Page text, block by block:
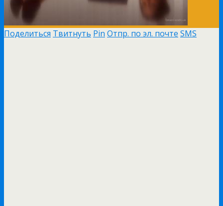
Поделиться Твитнуть Pin Отпр. по эл. почте SMS